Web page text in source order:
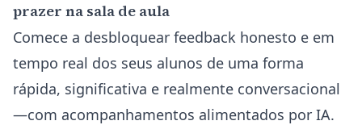
prazer na sala de aula
Comece a desbloquear feedback honesto e em
tempo real dos seus alunos de uma forma
rápida, significativa e realmente conversacional
—com acompanhamentos alimentados por IA.